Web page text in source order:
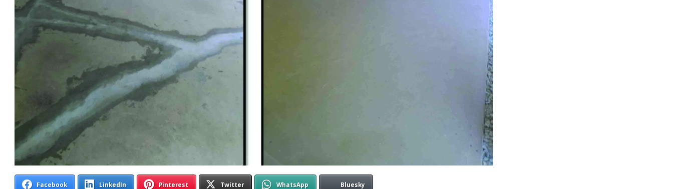
Facebook LinkedIn Pinterest Twitter WhatsApp Bluesky